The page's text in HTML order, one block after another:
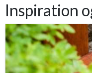
Inspiration